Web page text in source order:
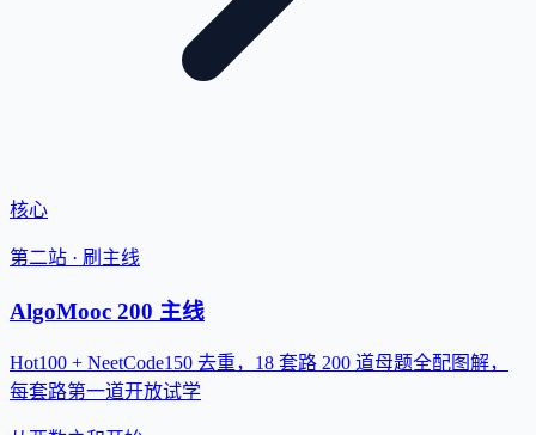
核心
第二站 · 刷主线
AlgoMooc 200 主线
Hot100 + NeetCode150 去重，18 套路 200 道母题全配图解，
每套路第一道开放试学